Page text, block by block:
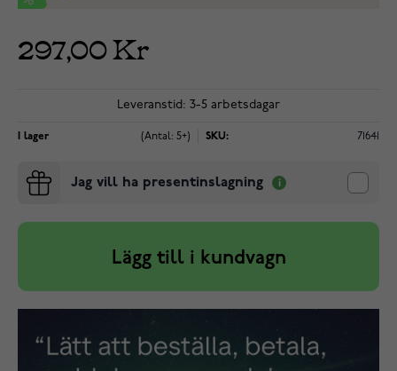
297,00 Kr
Leveranstid: 3-5 arbetsdagar
I lager (Antal: 5+) SKU: 71641
Jag vill ha presentinslagning
Lägg till i kundvagn